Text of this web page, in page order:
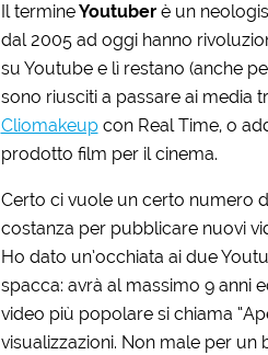
Il termineYoutuberè un
dal 2005 ad oggi hanno
su Youtube e lì restano (anche
sono riusciti a passare ai media
Cliomakeupcon Real Time, o
prodotto film per il cinema.
Certo ci vuole un certo numero
costanza per pubblicare nuovi
Ho dato un’occhiata ai due
spacca: avrà al massimo 9 anni
video più popolare si chiama
visualizzazioni. Non male per un